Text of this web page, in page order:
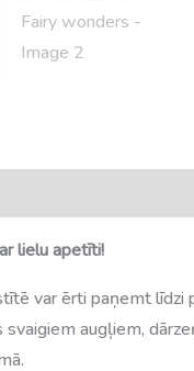
lielu apetīti!
var ērti paņemt līdzi
augļiem,